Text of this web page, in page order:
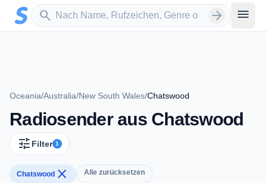
Zum Hauptinhalt springen
search
Sender suchen arrow_forward menu
Oceania/Australia/New South Wales/Chatswood
Radiosender aus Chatswood
tune Filter 1
Chatswood close Alle zurücksetzen